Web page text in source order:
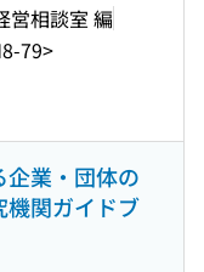
営相談室 編
79>
業・団体の
機関ガイドブ